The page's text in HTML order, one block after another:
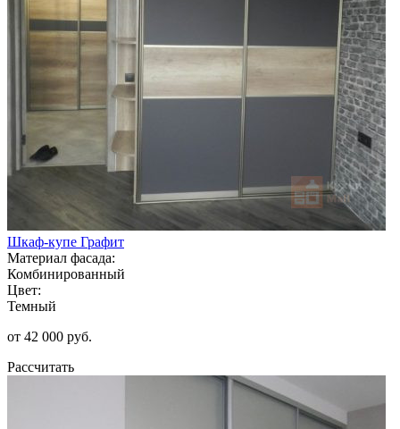
Шкаф-купе Графит
Материал фасада:
Комбинированный
Цвет:
Темный
от 42 000 руб.
Рассчитать